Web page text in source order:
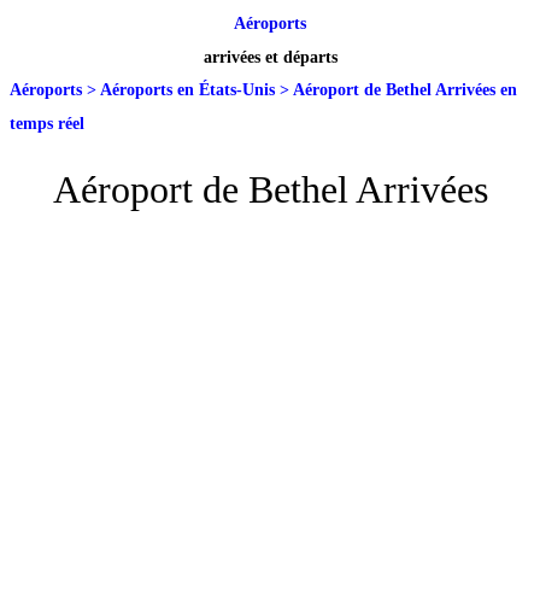
Aéroports
arrivées et départs
Aéroports > Aéroports en États-Unis > Aéroport de Bethel Arrivées en
temps réel
Aéroport de Bethel Arrivées